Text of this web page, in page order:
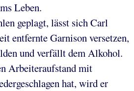
Leben.
geplagt, lässt sich Carl
entfernte Garnison versetzen,
und verfällt dem Alkohol.
Arbeiteraufstand mit
hat, wird er